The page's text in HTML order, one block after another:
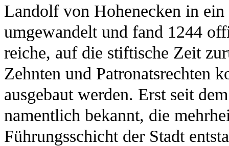
Landolf von Hohenecken in
umgewandelt und fand 1244
reiche, auf die stiftische Zeit
Zehnten und Patronatsrechten
ausgebaut werden. Erst seit
namentlich bekannt, die
Führungsschicht der Stadt